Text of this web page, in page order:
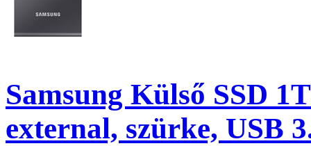
Samsung Külső SSD
external, szürke, USB